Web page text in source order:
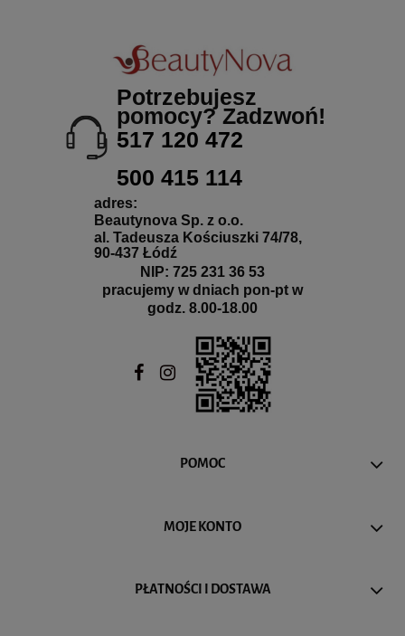
Potrzebujesz
pomocy? Zadzwoń!
517 120 472
500 415 114
adres:
Beautynova Sp. z o.o.
al. Tadeusza Kościuszki 74/78,
90-437 Łódź
NIP: 725 231 36 53
pracujemy w dniach pon-pt w
godz. 8.00-18.00
POMOC
MOJE KONTO
PŁATNOŚCI I DOSTAWA